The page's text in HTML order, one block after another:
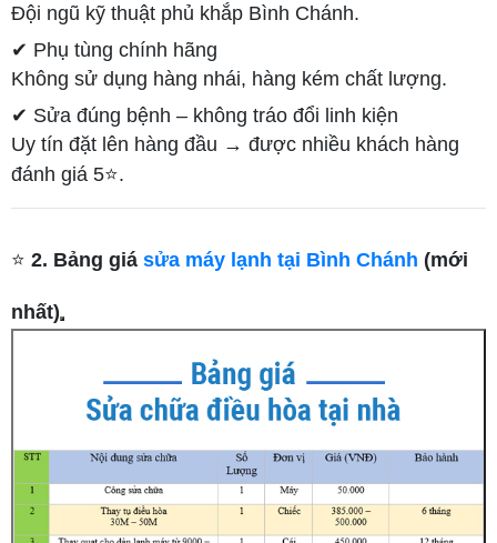
Đội ngũ kỹ thuật phủ khắp Bình Chánh.
✔ Phụ tùng chính hãng
Không sử dụng hàng nhái, hàng kém chất lượng.
✔ Sửa đúng bệnh – không tráo đổi linh kiện
Uy tín đặt lên hàng đầu → được nhiều khách hàng
đánh giá 5⭐.
⭐ 2. Bảng giá sửa máy lạnh tại Bình Chánh (mới
nhất)